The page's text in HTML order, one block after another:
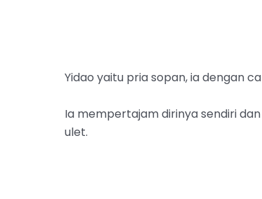
Yidao yaitu pria sopan, ia dengan
Ia mempertajam dirinya sendiri
ulet.